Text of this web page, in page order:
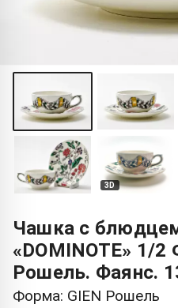
3D
Чашка с
«DOMINOTE» 1/2
Рошель. Фаянс.
Форма: GIEN Рошель